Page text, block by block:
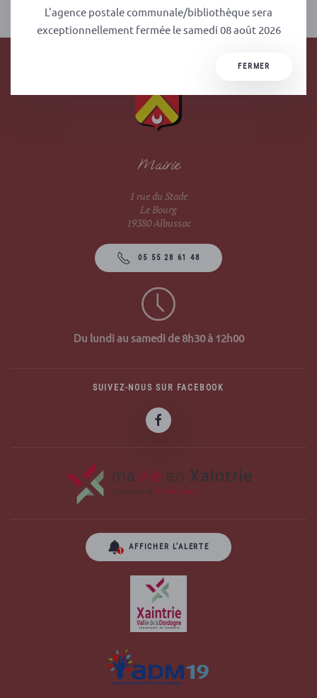
Mairie
1 rue du Stade
Le Bourg
19380 Albussac
05 55 28 61 48
Du lundi au samedi de 8h30 à 12h00
SUIVEZ-NOUS SUR FACEBOOK
AFFICHER L’ALERTE
L'agence postale communale/bibliothèque sera
exceptionnellement fermée le samedi 08 août 2026
FERMER